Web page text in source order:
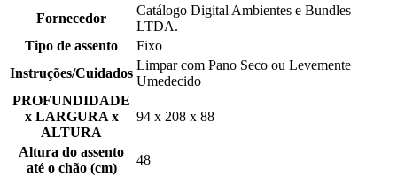
Fornecedor
Catálogo Digital Ambientes e Bundles
LTDA.
Tipo de assento
Fixo
Instruções/Cuidados
Limpar com Pano Seco ou Levemente
Umedecido
PROFUNDIDADE
x LARGURA x
ALTURA
94 x 208 x 88
Altura do assento
até o chão (cm)
48